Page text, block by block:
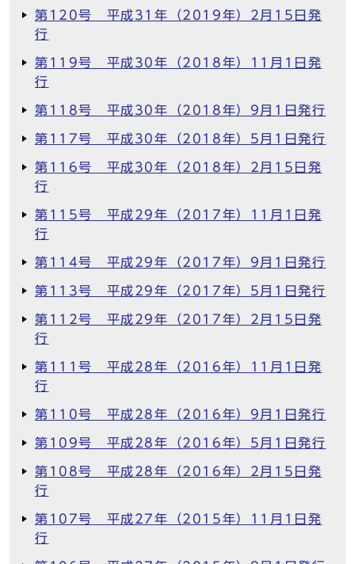
第120号 平成31年（2019年）2月15日発
行
第119号 平成30年（2018年）11月1日発
行
第118号 平成30年（2018年）9月1日発行
第117号 平成30年（2018年）5月1日発行
第116号 平成30年（2018年）2月15日発
行
第115号 平成29年（2017年）11月1日発
行
第114号 平成29年（2017年）9月1日発行
第113号 平成29年（2017年）5月1日発行
第112号 平成29年（2017年）2月15日発
行
第111号 平成28年（2016年）11月1日発
行
第110号 平成28年（2016年）9月1日発行
第109号 平成28年（2016年）5月1日発行
第108号 平成28年（2016年）2月15日発
行
第107号 平成27年（2015年）11月1日発
行